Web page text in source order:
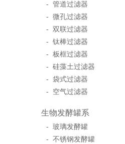
- 管道过滤器
- 微孔过滤器
- 双联过滤器
- 钛棒过滤器
- 板框过滤器
- 硅藻土过滤器
- 袋式过滤器
- 空气过滤器
生物发酵罐系
- 玻璃发酵罐
- 不锈钢发酵罐